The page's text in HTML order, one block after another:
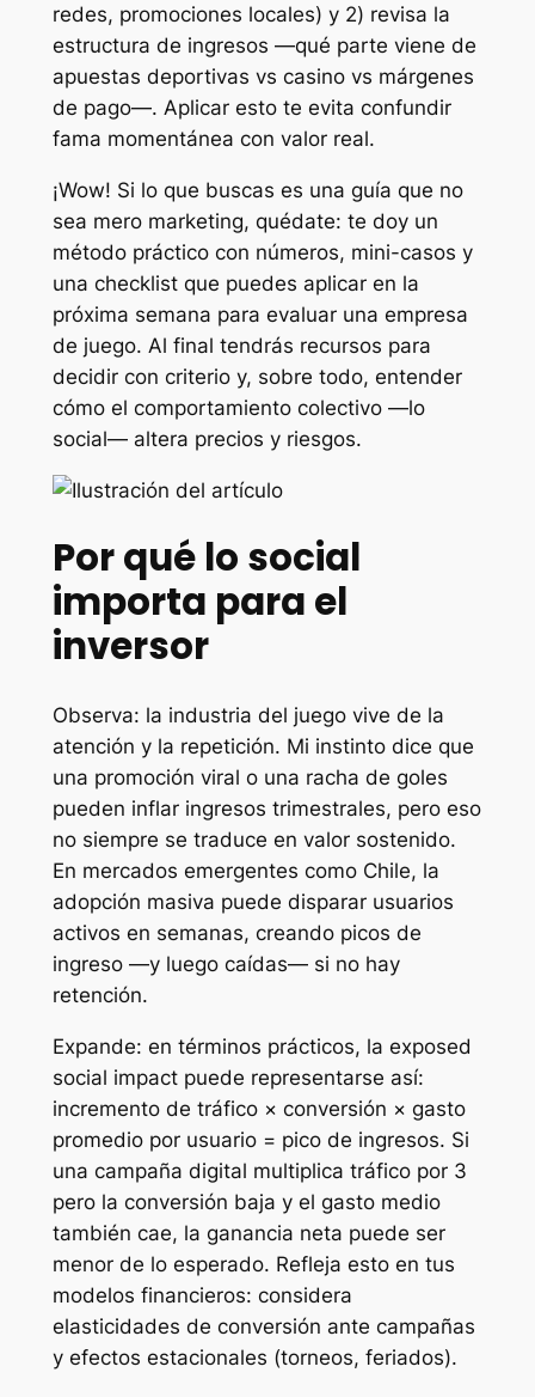
redes, promociones locales) y 2) revisa la
estructura de ingresos —qué parte viene de
apuestas deportivas vs casino vs márgenes
de pago—. Aplicar esto te evita confundir
fama momentánea con valor real.
¡Wow! Si lo que buscas es una guía que no
sea mero marketing, quédate: te doy un
método práctico con números, mini-casos y
una checklist que puedes aplicar en la
próxima semana para evaluar una empresa
de juego. Al final tendrás recursos para
decidir con criterio y, sobre todo, entender
cómo el comportamiento colectivo —lo
social— altera precios y riesgos.
Por qué lo social
importa para el
inversor
Observa: la industria del juego vive de la
atención y la repetición. Mi instinto dice que
una promoción viral o una racha de goles
pueden inflar ingresos trimestrales, pero eso
no siempre se traduce en valor sostenido.
En mercados emergentes como Chile, la
adopción masiva puede disparar usuarios
activos en semanas, creando picos de
ingreso —y luego caídas— si no hay
retención.
Expande: en términos prácticos, la exposed
social impact puede representarse así:
incremento de tráfico × conversión × gasto
promedio por usuario = pico de ingresos. Si
una campaña digital multiplica tráfico por 3
pero la conversión baja y el gasto medio
también cae, la ganancia neta puede ser
menor de lo esperado. Refleja esto en tus
modelos financieros: considera
elasticidades de conversión ante campañas
y efectos estacionales (torneos, feriados).